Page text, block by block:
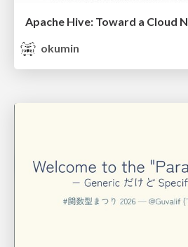
Apache Hive: Toward a Cloud
okumin